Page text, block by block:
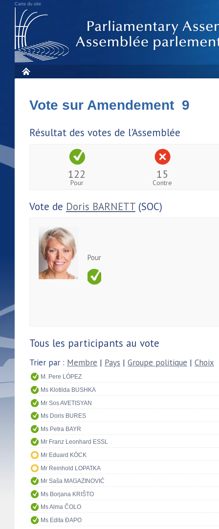
Carte du site
Vote sur Amendement 9
Résultat des votes de l'Assemblée
122
Pour
15
Contre
Vote de Doris BARNETT (SOC)
Pour
Tous les participants au vote
Trier par : Membre | Pays | Groupe politique | Choix
M. Pere LÓPEZ
Ms Klotilda BUSHKA
Mr Sos AVETISYAN
Ms Doris BURES
Ms Petra BAYR
Mr Franz Leonhard ESSL
Mr Eduard KÖCK
Mr Reinhold LOPATKA
Mr Saša MAGAZINOVIĆ
Ms Borjana KRIŠTO
Ms Alma ČOLO
Ms Edita ĐAPO